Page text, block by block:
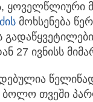
ყოველწლიური
მოხსენება
27 ივნისს
თვეში